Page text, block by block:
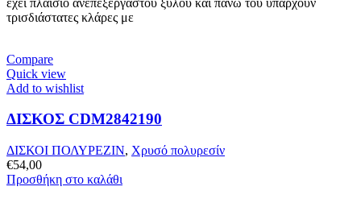
τρισδιάστατες κλάρες με
Compare
Quick view
Add to wishlist
ΔΙΣΚΟΣ CDM2842190
ΔΙΣΚΟΙ ΠΟΛΥΡΕΖΙΝ, Χρυσό πολυρεσίν
€54,00
Προσθήκη στο καλάθι